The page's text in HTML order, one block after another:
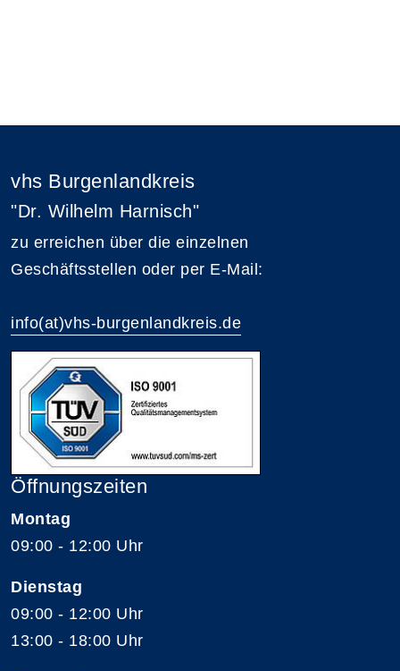
vhs Burgenlandkreis
"Dr. Wilhelm Harnisch"
zu erreichen über die einzelnen
Geschäftsstellen oder per E-Mail:
info(at)vhs-burgenlandkreis.de
Öffnungszeiten
Montag
09:00 - 12:00 Uhr
Dienstag
09:00 - 12:00 Uhr
13:00 - 18:00 Uhr